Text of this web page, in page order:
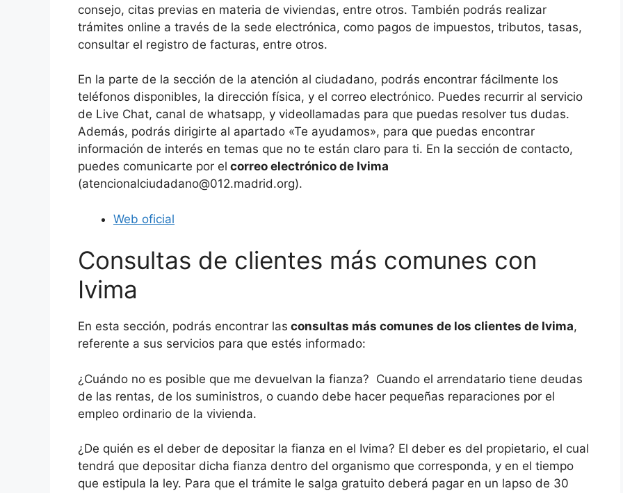
consejo, citas previas en materia de viviendas, entre otros. También podrás realizar
trámites online a través de la sede electrónica, como pagos de impuestos, tributos, tasas,
consultar el registro de facturas, entre otros.
En la parte de la sección de la atención al ciudadano, podrás encontrar fácilmente los
teléfonos disponibles, la dirección física, y el correo electrónico. Puedes recurrir al servicio
de Live Chat, canal de whatsapp, y videollamadas para que puedas resolver tus dudas.
Además, podrás dirigirte al apartado «Te ayudamos», para que puedas encontrar
información de interés en temas que no te están claro para ti. En la sección de contacto,
puedes comunicarte por el correo electrónico de Ivima
(atencionalciudadano@012.madrid.org).
Web oficial
Consultas de clientes más comunes con
Ivima
En esta sección, podrás encontrar las consultas más comunes de los clientes de Ivima,
referente a sus servicios para que estés informado:
¿Cuándo no es posible que me devuelvan la fianza? Cuando el arrendatario tiene deudas
de las rentas, de los suministros, o cuando debe hacer pequeñas reparaciones por el
empleo ordinario de la vivienda.
¿De quién es el deber de depositar la fianza en el Ivima? El deber es del propietario, el cual
tendrá que depositar dicha fianza dentro del organismo que corresponda, y en el tiempo
que estipula la ley. Para que el trámite le salga gratuito deberá pagar en un lapso de 30